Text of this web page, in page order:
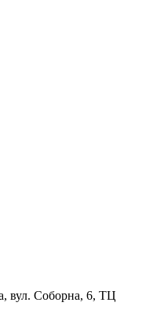
вул. Соборна, 6, ТЦ